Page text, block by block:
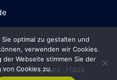
des Hospizes „Haus
optimal zu gestalten und
verwenden wir Cookies.
Webseite stimmen Sie der
von Cookies zu.